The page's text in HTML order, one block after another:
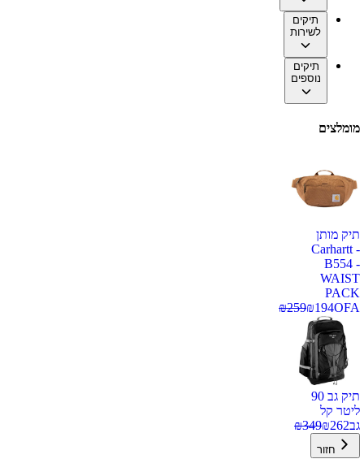
תיקים
לשירות
תיקים
נוספים
מומלצים
תיק מותן
Carhartt -
B554 -
WAIST
PACK
OFA
₪194
₪259
תיק גב 90
ליטר קל
גב
₪262
₪349
חזור